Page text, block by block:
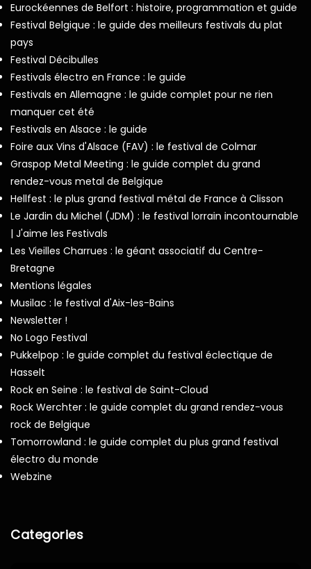
Eurockéennes de Belfort : histoire, programmation et guide
Festival Belgique : le guide des meilleurs festivals du plat
pays
Festival Décibulles
Festivals électro en France : le guide
Festivals en Allemagne : le guide complet pour ne rien
manquer cet été
Festivals en Alsace : le guide
Foire aux Vins d'Alsace (FAV) : le festival de Colmar
Graspop Metal Meeting : le guide complet du grand
rendez-vous metal de Belgique
Hellfest : le plus grand festival métal de France à Clisson
Le Jardin du Michel (JDM) : le festival lorrain incontournable
| J'aime les Festivals
Les Vieilles Charrues : le géant associatif du Centre-
Bretagne
Mentions légales
Musilac : le festival d'Aix-les-Bains
Newsletter !
No Logo Festival
Pukkelpop : le guide complet du festival éclectique de
Hasselt
Rock en Seine : le festival de Saint-Cloud
Rock Werchter : le guide complet du grand rendez-vous
rock de Belgique
Tomorrowland : le guide complet du plus grand festival
électro du monde
Webzine
Categories